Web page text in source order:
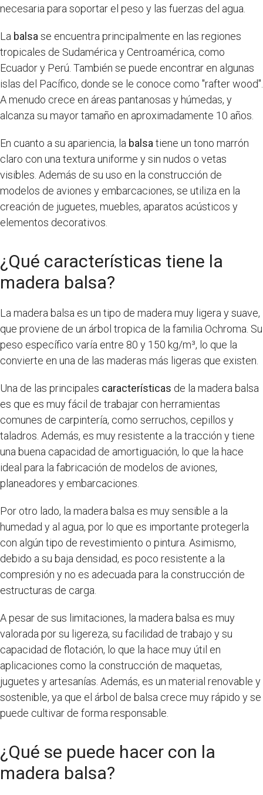
necesaria para soportar el peso y las fuerzas del agua.
La balsase encuentra principalmente en las regiones
tropicales de Sudamérica y Centroamérica, como
Ecuador y Perú. También se puede encontrar en algunas
islas del Pacífico, donde se le conoce como "rafter wood".
A menudo crece en áreas pantanosas y húmedas, y
alcanza su mayor tamaño en aproximadamente 10 años.
En cuanto a su apariencia, la balsatiene un tono marrón
claro con una textura uniforme y sin nudos o vetas
visibles. Además de su uso en la construcción de
modelos de aviones y embarcaciones, se utiliza en la
creación de juguetes, muebles, aparatos acústicos y
elementos decorativos.
¿Qué características tiene la
madera balsa?
La madera balsa es un tipo de madera muy ligera y suave,
que proviene de un árbol tropica de la familia Ochroma. Su
peso específico varía entre 80 y 150 kg/m³, lo que la
convierte en una de las maderas más ligeras que existen.
Una de las principales características de la madera balsa
es que es muy fácil de trabajar con herramientas
comunes de carpintería, como serruchos, cepillos y
taladros. Además, es muy resistente a la tracción y tiene
una buena capacidad de amortiguación, lo que la hace
ideal para la fabricación de modelos de aviones,
planeadores y embarcaciones.
Por otro lado, la madera balsa es muy sensible a la
humedad y al agua, por lo que es importante protegerla
con algún tipo de revestimiento o pintura. Asimismo,
debido a su baja densidad, es poco resistente a la
compresión y no es adecuada para la construcción de
estructuras de carga.
A pesar de sus limitaciones, la madera balsa es muy
valorada por su ligereza, su facilidad de trabajo y su
capacidad de flotación, lo que la hace muy útil en
aplicaciones como la construcción de maquetas,
juguetes y artesanías. Además, es un material renovable y
sostenible, ya que el árbol de balsa crece muy rápido y se
puede cultivar de forma responsable.
¿Qué se puede hacer con la
madera balsa?